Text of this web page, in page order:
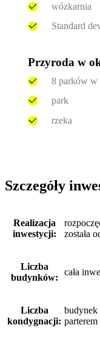
wózkarnia
Standard
Przyroda w
8 parków
park
rzeka
Szczegóły
Realizacja
inwestycji:
została
Liczba
budynków:
cała
Liczba
kondygnacji:
budynek